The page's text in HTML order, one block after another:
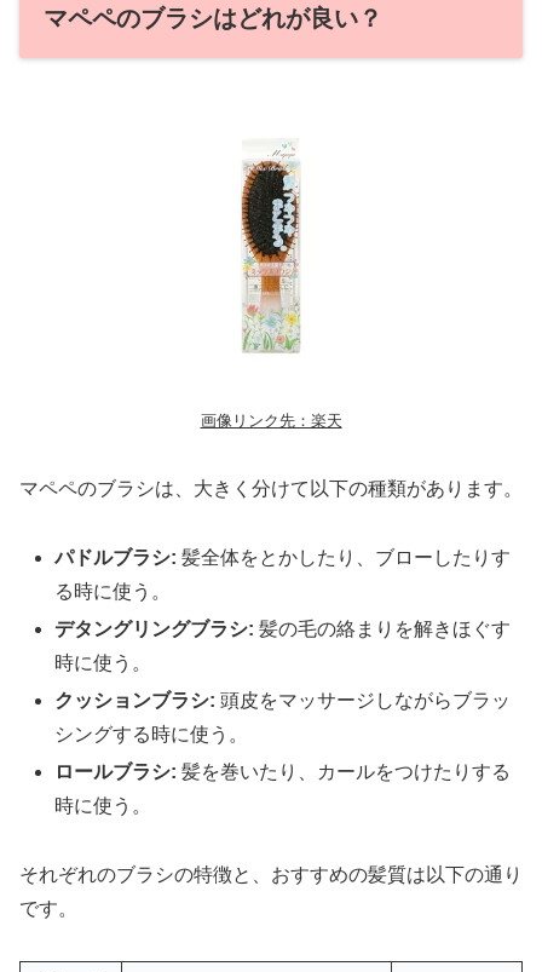
マペペのブラシはどれが良い？
画像リンク先：楽天
マペペのブラシは、大きく分けて以下の種類があります。
パドルブラシ: 髪全体をとかしたり、ブローしたりす
る時に使う。
デタングリングブラシ: 髪の毛の絡まりを解きほぐす
時に使う。
クッションブラシ: 頭皮をマッサージしながらブラッ
シングする時に使う。
ロールブラシ: 髪を巻いたり、カールをつけたりする
時に使う。
それぞれのブラシの特徴と、おすすめの髪質は以下の通り
です。